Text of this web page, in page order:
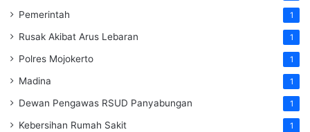
Pemerintah 1
Rusak Akibat Arus Lebaran 1
Polres Mojokerto 1
Madina 1
Dewan Pengawas RSUD Panyabungan 1
Kebersihan Rumah Sakit 1